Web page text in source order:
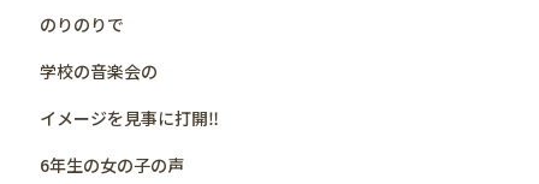
のりのりで
学校の音楽会の
イメージを見事に打開‼️
6年生の女の子の声